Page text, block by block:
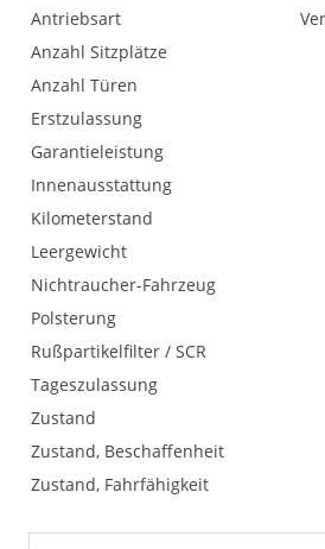
Antriebsart
Anzahl Sitzplätze
Anzahl Türen
Erstzulassung
Garantieleistung
Innenausstattung
Kilometerstand
Leergewicht
Nichtraucher-Fahrzeug
Polsterung
Rußpartikelfilter / SCR
Tageszulassung
Zustand
Zustand, Beschaffenheit
Zustand, Fahrfähigkeit